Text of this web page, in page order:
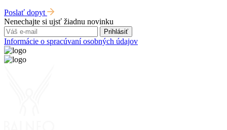
Poslať dopyt
Nenechajte si ujsť žiadnu novinku
Prihlásiť
Informácie o spracúvaní osobných údajov